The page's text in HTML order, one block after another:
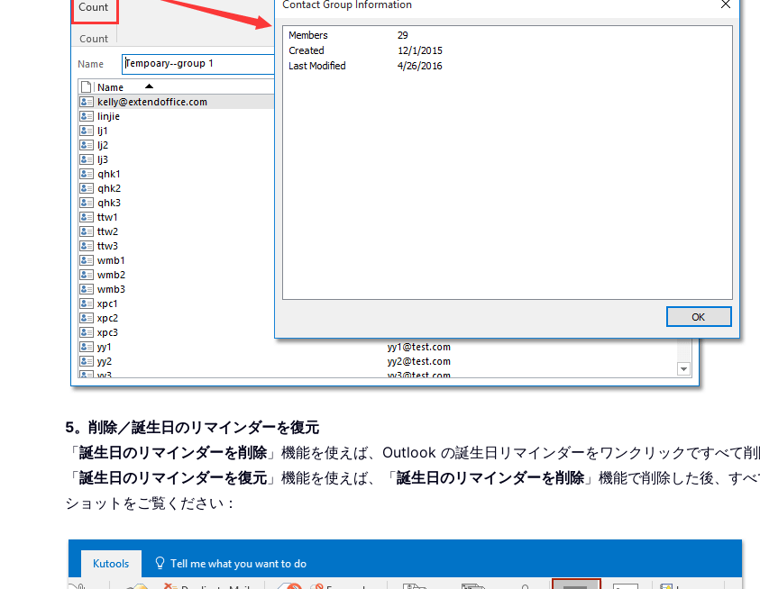
5。削除／誕生日のリマインダーを復元
「誕生日のリマインダーを削除」機能を使えば、Outlook の誕生日リマインダーをワンクリックですべて削
「誕生日のリマインダーを復元 」機能を使えば、「誕生日のリマインダーを削除」機能で削除した後、す
ショットをご覧ください：